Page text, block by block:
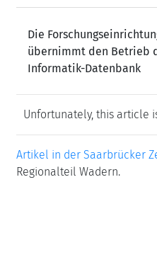
Die
übernimmt den Betrieb
Informatik-Datenbank
Unfortunately, this article
Artikel in der Saarbrücker
Regionalteil Wadern.